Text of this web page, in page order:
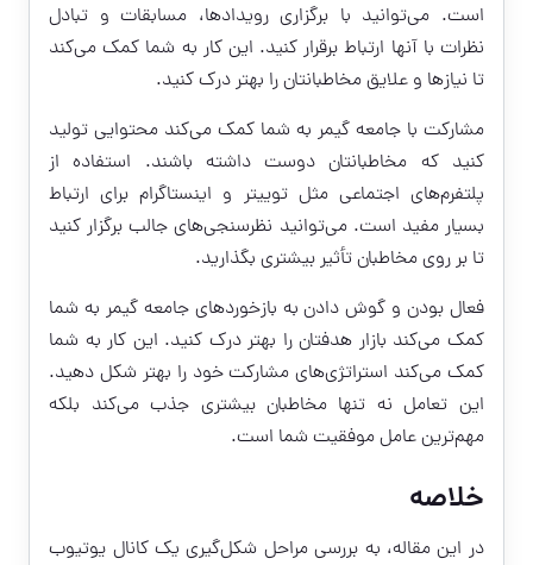
است. می‌توانید با برگزاری رویدادها، مسابقات و تبادل
نظرات با آنها ارتباط برقرار کنید. این کار به شما کمک می‌کند
تا نیازها و علایق مخاطبانتان را بهتر درک کنید.
مشارکت با جامعه گیمر به شما کمک می‌کند محتوایی تولید
کنید که مخاطبانتان دوست داشته باشند. استفاده از
پلتفرم‌های اجتماعی مثل توییتر و اینستاگرام برای ارتباط
بسیار مفید است. می‌توانید نظرسنجی‌های جالب برگزار کنید
تا بر روی مخاطبان تأثیر بیشتری بگذارید.
فعال بودن و گوش دادن به بازخوردهای جامعه گیمر به شما
کمک می‌کند بازار هدفتان را بهتر درک کنید. این کار به شما
کمک می‌کند استراتژی‌های مشارکت خود را بهتر شکل دهید.
این تعامل نه تنها مخاطبان بیشتری جذب می‌کند بلکه
مهم‌ترین عامل موفقیت شما است.
خلاصه
در این مقاله، به بررسی مراحل شکل‌گیری یک کانال یوتیوب